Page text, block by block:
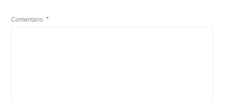
Comentario *